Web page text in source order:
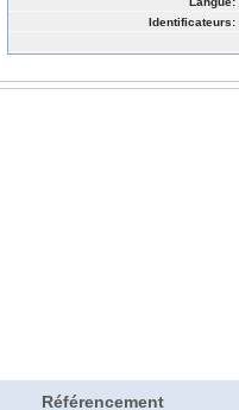
Identificateurs:
Référencement